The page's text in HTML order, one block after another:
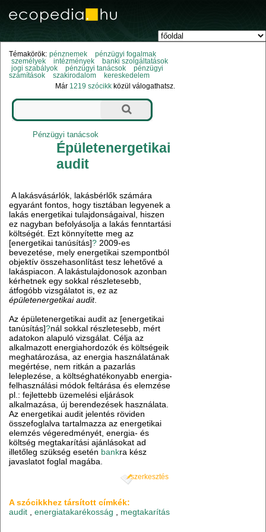
Témakörök: pénznemek
pénzügyi fogalmak
személyek
intézmények
banki szolgáltatások
jogi szabályok
pénzügyi tanácsok
pénzügyi
számítások
szakirodalom
kereskedelem
Már 1219 szócikk közül válogathatsz.
Pénzügyi tanácsok
Épületenergetikai
audit
A lakásvásárlók, lakásbérlők számára
egyaránt fontos, hogy tisztában legyenek a
lakás energetikai tulajdonságaival, hiszen
ez nagyban befolyásolja a lakás fenntartási
költségét. Ezt könnyítette meg az
[energetikai tanúsítás]? 2009-es
bevezetése, mely energetikai szempontból
objektív összehasonlítást tesz lehetővé a
lakáspiacon. A lakástulajdonosok azonban
kérhetnek egy sokkal részletesebb,
átfogóbb vizsgálatot is, ez az
épületenergetikai audit.
Az épületenergetikai audit az [energetikai
tanúsítás]?nál sokkal részletesebb, mért
adatokon alapuló vizsgálat. Célja az
alkalmazott energiahordozók és költségeik
meghatározása, az energia használatának
megértése, nem ritkán a pazarlás
leleplezése, a költséghatékonyabb energia-
felhasználási módok feltárása és elemzése
pl.: fejlettebb üzemelési eljárások
alkalmazása, új berendezések használata.
Az energetikai audit jelentés röviden
összefoglalva tartalmazza az energetikai
elemzés végeredményét, energia- és
költség megtakarítási ajánlásokat ad
illetőleg szükség esetén bankra kész
javaslatot foglal magába.
szerkesztés
A szócikkhez társított címkék:
audit ,energiatakarékosság megtakarítás